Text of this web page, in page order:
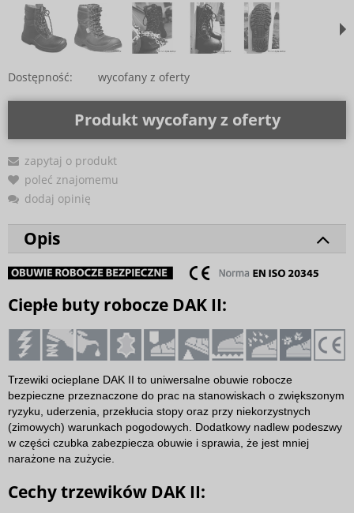
Dostępność: wycofany z oferty
Produkt wycofany z oferty
zapytaj o produkt
poleć znajomemu
dodaj opinię
Opis
Ciepłe buty robocze DAK II:
Trzewiki ocieplane DAK II to uniwersalne obuwie robocze
bezpieczne przeznaczone do prac na stanowiskach o zwiększonym
ryzyku, uderzenia, przekłucia stopy oraz przy niekorzystnych
(zimowych) warunkach pogodowych. Dodatkowy nadlew podeszwy
w części czubka zabezpiecza obuwie i sprawia, że jest mniej
narażone na zużycie.
Cechy trzewików DAK II: